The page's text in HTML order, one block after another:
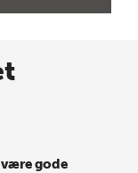
kalenderen
gode